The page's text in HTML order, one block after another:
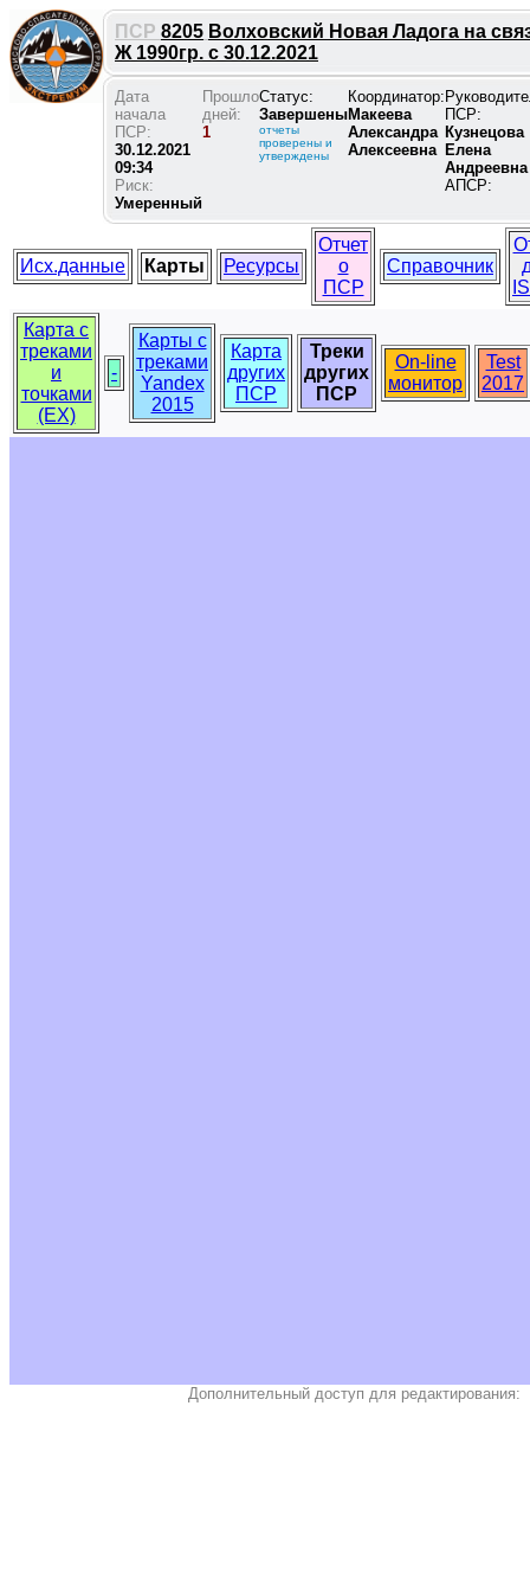
ПСР 8205 Волховский Новая Ладога на
Ж 1990гр. с 30.12.2021
Дата
начала
ПСР:
30.12.2021
09:34
Риск:
Умеренный
Прошло
дней:
1
Статус:
Завершены
отчеты
проверены и
утверждены
Координатор:
Макеева
Александра
Алексеевна
ПСР:
Кузнецова
Елена
Андреевна
АПСР:
Исх.данные Карты Ресурсы
Отчет
о
ПСР
Справочник
Карта с
треками
и
точками
(EX)
-
Карты с
треками
Yandex
2015
Карта
других
ПСР
Треки
других
ПСР
On-line
монитор
Test
2017
Дополнительный доступ для редактирования: